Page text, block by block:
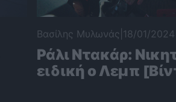
Βασίλης Μυλωνάς 18/01/2024
Ράλι Ντακάρ:
ειδική ο Λεμπ